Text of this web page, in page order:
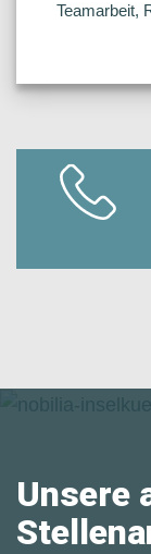
Teamarbeit,
Unsere